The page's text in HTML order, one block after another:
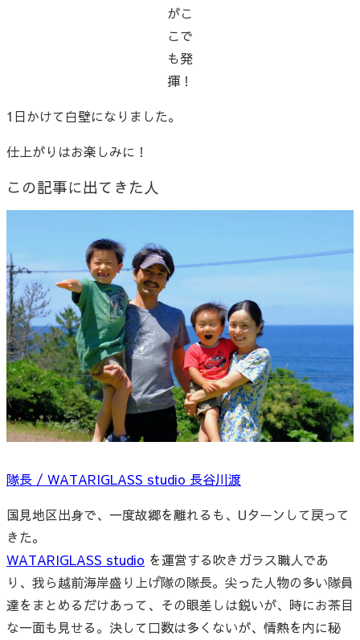
がこ
こで
も発
揮！
1日かけて白壁になりました。
仕上がりはお楽しみに！
この記事に出てきた人
隊長 / WATARIGLASS studio 長谷川渡
国見地区出身で、一度故郷を離れるも、Uターンして戻って
きた。
WATARIGLASS studio を運営する吹きガラス職人であ
り、我ら越前海岸盛り上げ隊の隊長。尖った人物の多い隊員
達をまとめるだけあって、その眼差しは鋭いが、時にお茶目
な一面も見せる。決して口数は多くないが、情熱を内に秘